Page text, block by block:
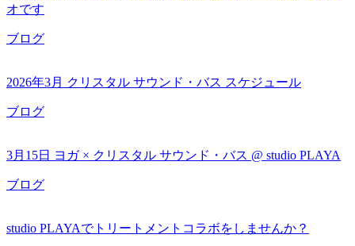
オです
ブログ
2026年3月 クリスタル サウンド・バス スケジュール
ブログ
3月15日 ヨガ × クリスタル サウンド・バス @ studio PLAYA
ブログ
studio PLAYAでトリートメントコラボをしませんか？